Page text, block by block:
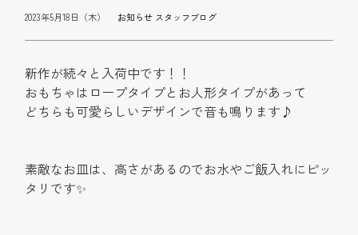
2023年5月18日（木） お知らせ スタッフブログ
新作が続々と入荷中です！！
おもちゃはロープタイプとお人形タイプがあって
どちらも可愛らしいデザインで音も鳴ります♪
素敵なお皿は、高さがあるのでお水やご飯入れにピッ
タリです✨